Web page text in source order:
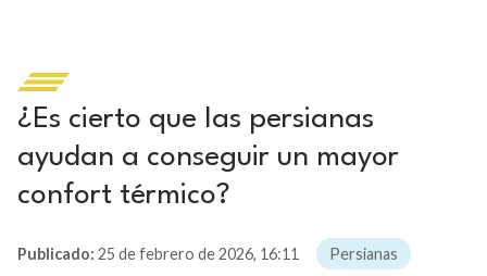
¿Es cierto que las persianas
ayudan a conseguir un mayor
confort térmico?
Publicado: 25 de febrero de 2026, 16:11 Persianas